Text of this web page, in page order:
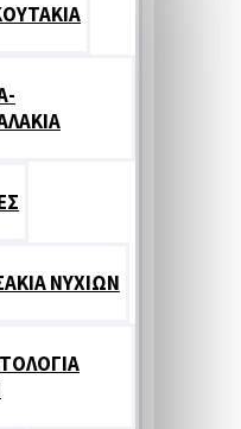
ΝΥΧΙΩΝ